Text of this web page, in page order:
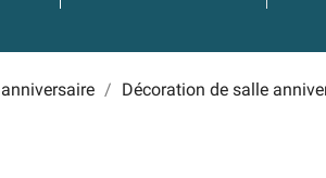
Décoration de salle